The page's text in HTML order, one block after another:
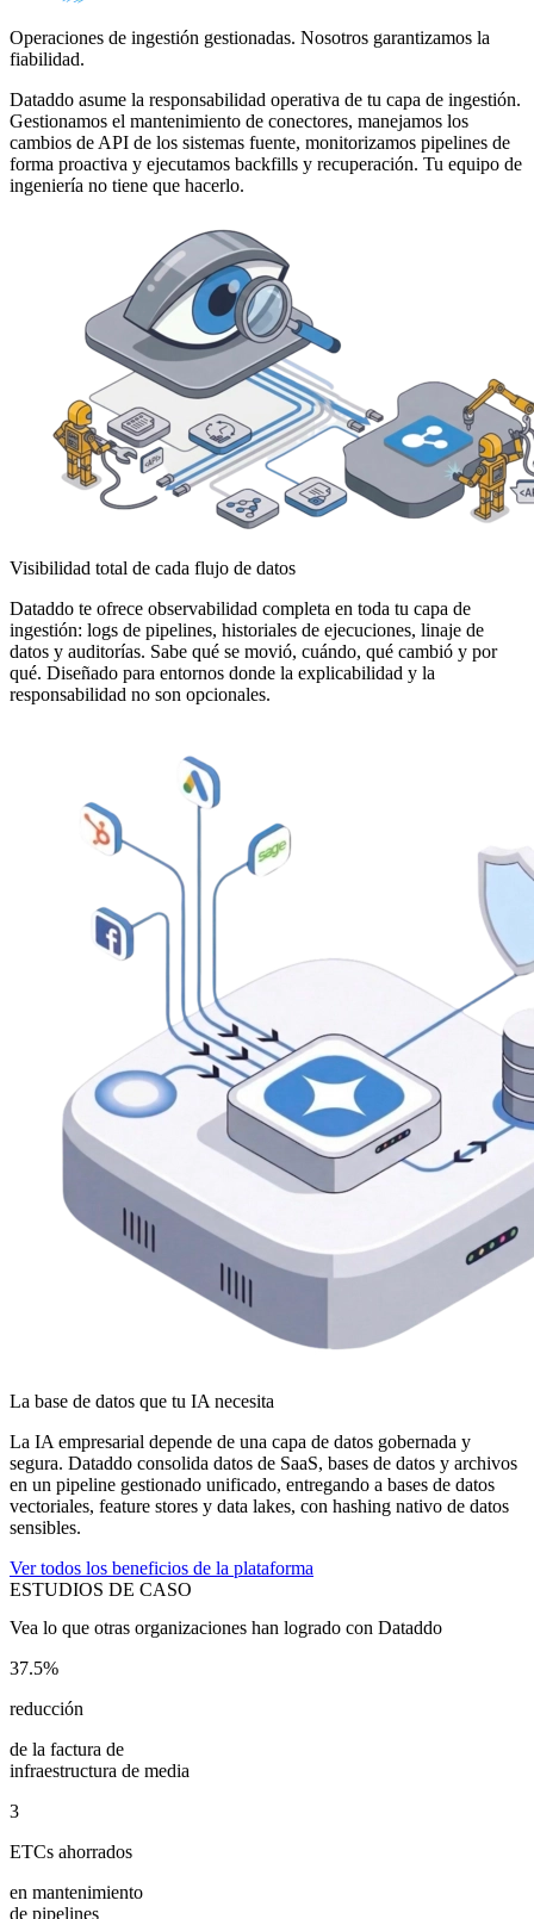
Operaciones de ingestión gestionadas. Nosotros garantizamos la
fiabilidad.
Dataddo asume la responsabilidad operativa de tu capa de ingestión.
Gestionamos el mantenimiento de conectores, manejamos los
cambios de API de los sistemas fuente, monitorizamos pipelines de
forma proactiva y ejecutamos backfills y recuperación. Tu equipo de
ingeniería no tiene que hacerlo.
Visibilidad total de cada flujo de datos
Dataddo te ofrece observabilidad completa en toda tu capa de
ingestión: logs de pipelines, historiales de ejecuciones, linaje de
datos y auditorías. Sabe qué se movió, cuándo, qué cambió y por
qué. Diseñado para entornos donde la explicabilidad y la
responsabilidad no son opcionales.
La base de datos que tu IA necesita
La IA empresarial depende de una capa de datos gobernada y
segura. Dataddo consolida datos de SaaS, bases de datos y archivos
en un pipeline gestionado unificado, entregando a bases de datos
vectoriales, feature stores y data lakes, con hashing nativo de datos
sensibles.
Ver todos los beneficios de la plataforma
ESTUDIOS DE CASO
Vea lo que otras organizaciones han logrado con Dataddo
37.5%
reducción
de la factura de
infraestructura de media
3
ETCs ahorrados
en mantenimiento
de pipelines